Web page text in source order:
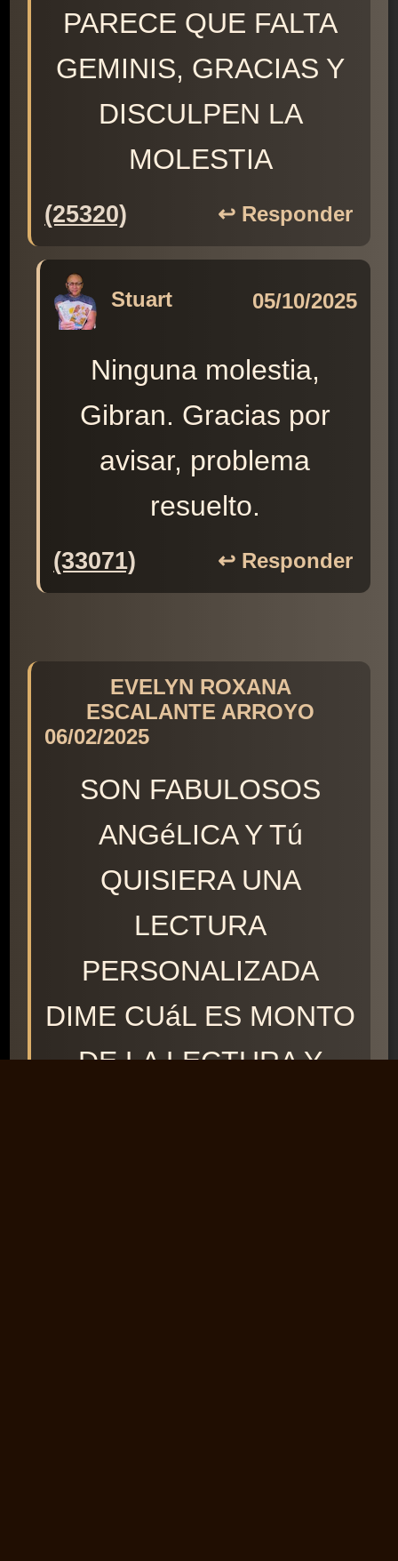
PARECE QUE FALTA
GEMINIS, GRACIAS Y
DISCULPEN LA
MOLESTIA
(25320) ↩️ Responder
Stuart 05/10/2025
Ninguna molestia,
Gibran. Gracias por
avisar, problema
resuelto.
(33071) ↩️ Responder
EVELYN ROXANA
ESCALANTE ARROYO
06/02/2025
SON FABULOSOS
ANGéLICA Y Tú
QUISIERA UNA
LECTURA
PERSONALIZADA
DIME CUáL ES MONTO
DE LA LECTURA Y